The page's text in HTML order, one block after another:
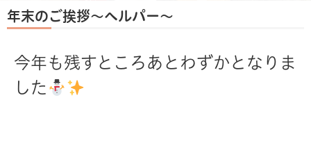
年末のご挨拶～ヘルパー～
今年も残すところあとわずかとなりま
した